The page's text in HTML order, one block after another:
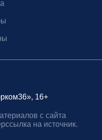
16+
с сайта
на источник.